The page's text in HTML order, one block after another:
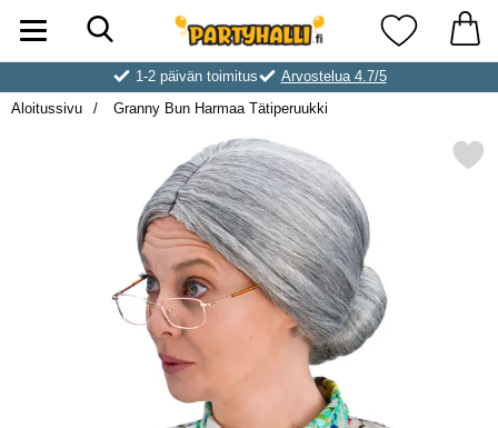
Ostoskori laajennettu Partyhallen AB
Suosikkini
1-2 päivän toimitus
Arvostelua 4.7/5
Aloitussivu
Granny Bun Harmaa Tätiperuukki
Merkitse granny Bun Harmaa